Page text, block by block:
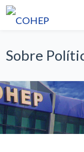
Sobre